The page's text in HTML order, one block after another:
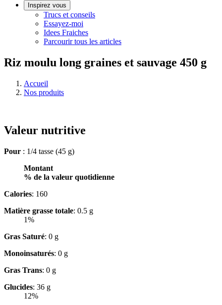
Inspirez vous
Trucs et conseils
Essayez-moi
Idees Fraiches
Parcourir tous les articles
Riz moulu long graines et sauvage 450 g
Accueil
Nos produits
Valeur nutritive
Pour : 1/4 tasse (45 g)
Montant
% de la valeur quotidienne
Calories: 160
Matière grasse totale: 0.5 g
1%
Gras Saturé: 0 g
Monoinsaturés: 0 g
Gras Trans: 0 g
Glucides: 36 g
12%